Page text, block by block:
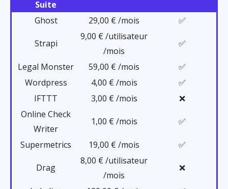
Suite
Ghost
29,00 € /mois ✅
Strapi
9,00 € /utilisateur
/mois
✅
Legal Monster 59,00 € /mois
✅
Wordpress
4,00 € /mois
✅
IFTTT
3,00 € /mois
❌
Online Check
Writer
1,00 € /mois ✅
Supermetrics 19,00 € /mois ✅
Drag
8,00 € /utilisateur
/mois
❌